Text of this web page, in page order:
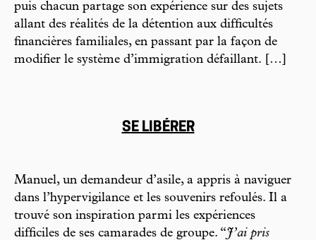
puis chacun partage son expérience sur des sujets
allant des réalités de la détention aux difficultés
financières familiales, en passant par la façon de
modifier le système d’immigration défaillant. […]
SE LIBÉRER
Manuel, un demandeur d’asile, a appris à naviguer
dans l’hypervigilance et les souvenirs refoulés. Il a
trouvé son inspiration parmi les expériences
difficiles de ses camarades de groupe. “J’ai pris